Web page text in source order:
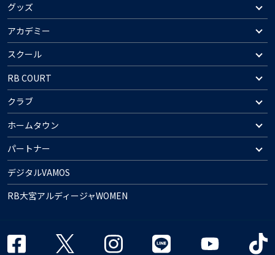
グッズ
アカデミー
スクール
RB COURT
クラブ
ホームタウン
パートナー
デジタルVAMOS
RB大宮アルディージャWOMEN